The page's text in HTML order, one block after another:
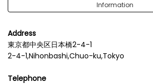
Information
Address
東京都中央区日本橋2-4-1
2-4-1,Nihonbashi,Chuo-ku,Tokyo
Telephone